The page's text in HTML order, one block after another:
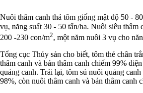
Nuôi thâm canh thả tôm giống mật độ 50 -
vụ, năng suất 30 - 50 tấn/ha. Nuôi siêu thâm
200 -230 con/m2, một năm nuôi 3 vụ cho
Tổng cục Thủy sản cho biết, tôm thẻ chân
thâm canh và bán thâm canh chiếm 99%
quảng canh. Trái lại, tôm sú nuôi quảng
98%, còn nuôi thâm canh và bán thâm canh